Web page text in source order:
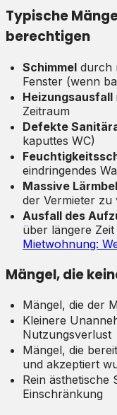
Typische
berechtigen
Schimmel durch
Fenster (wenn
Heizungsausfall
Zeitraum
Defekte
kaputtes WC)
eindringendes
Massive
der Vermieter
Ausfall des
über längere Zeit
Mietwohnung:
Mängel, die
Mängel, die der
Kleinere
Nutzungsverlust
Mängel, die
und akzeptiert
Rein ästhetische
Einschränkung